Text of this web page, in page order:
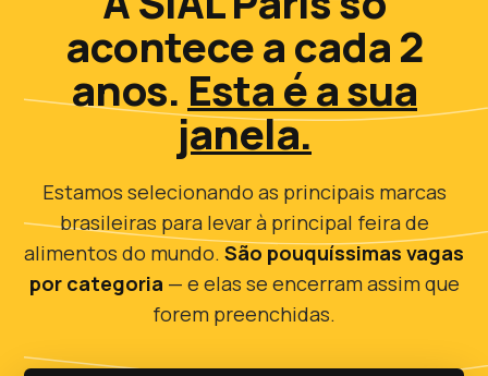
acontece a cada 2
anos. Esta é a sua
janela.
Estamos selecionando as principais marcas
brasileiras para levar à principal feira de
alimentos do mundo. São pouquíssimas vagas
por categoria — e elas se encerram assim que
forem preenchidas.